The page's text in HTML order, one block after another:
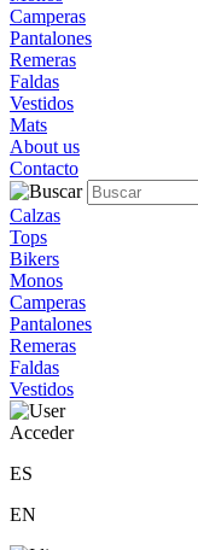
Camperas
Pantalones
Remeras
Faldas
Vestidos
Mats
About us
Contacto
Calzas
Tops
Bikers
Monos
Camperas
Pantalones
Remeras
Faldas
Vestidos
Acceder
ES
EN